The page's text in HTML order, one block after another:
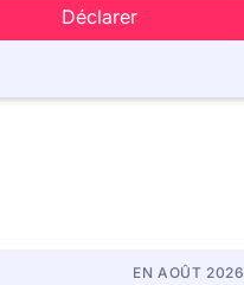
Déclarer
EN AOÛT 2026